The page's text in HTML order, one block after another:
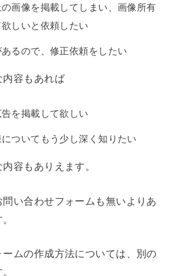
画像を掲載してしまい、画像所有
しいと依頼したい
るので、修正依頼をしたい
容もあれば
を掲載して欲しい
ついてもう少し深く知りたい
容もありえます。
い合わせフォームも無いよりあ
ムの作成方法については、別の